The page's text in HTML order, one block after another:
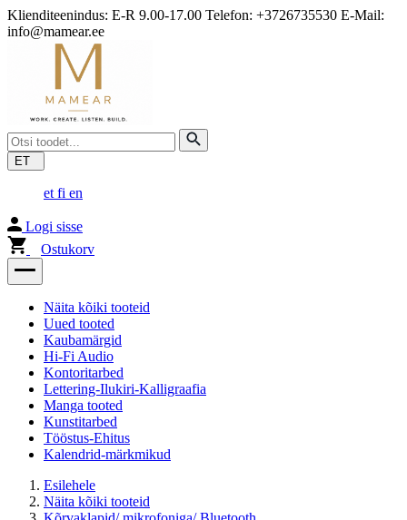
Klienditeenindus: E-R 9.00-17.00 Telefon: +3726735530 E-Mail:
info@mamear.ee
ET
et fi en
Logi sisse
Ostukorv
Näita kõiki tooteid
Uued tooted
Kaubamärgid
Hi-Fi Audio
Kontoritarbed
Lettering-Ilukiri-Kalligraafia
Manga tooted
Kunstitarbed
Tööstus-Ehitus
Kalendrid-märkmikud
Esilehele
Näita kõiki tooteid